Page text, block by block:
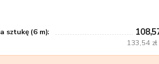
sztukę (6 m):
133,54